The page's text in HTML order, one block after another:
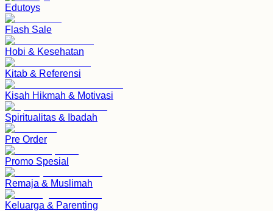
Edutoys
Flash Sale
Hobi & Kesehatan
Kitab & Referensi
Kisah Hikmah & Motivasi
Spiritualitas & Ibadah
Pre Order
Promo Spesial
Remaja & Muslimah
Keluarga & Parenting